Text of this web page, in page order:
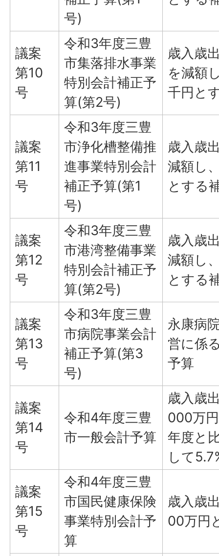
号)
議案
第10
号
令和3年度三豊
市集落排水事業
特別会計補正予
算(第2号)
歳入歳
を減額
千円と
議案
第11
号
令和3年度三豊
市浄化槽整備推
進事業特別会計
補正予算(第1
号)
歳入歳
減額し
とする
議案
第12
号
令和3年度三豊
市港湾整備事業
特別会計補正予
算(第2号)
歳入歳
減額し
とする
議案
第13
号
令和3年度三豊
市病院事業会計
補正予算(第3
号)
永康病
営に係
予算
議案
第14
号
令和4年度三豊
市一般会計予算
歳入歳
000万
年度と
して
議案
第15
号
令和4年度三豊
市国民健康保険
事業特別会計予
算
歳入歳
00万円